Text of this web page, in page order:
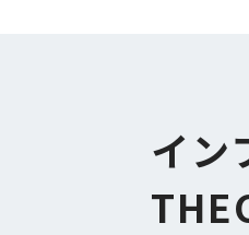
イン